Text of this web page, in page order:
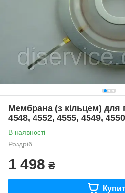
Мембрана (з кільцем) для
4548, 4552, 4555, 4549,
В наявності
Роздріб
1 498 ₴